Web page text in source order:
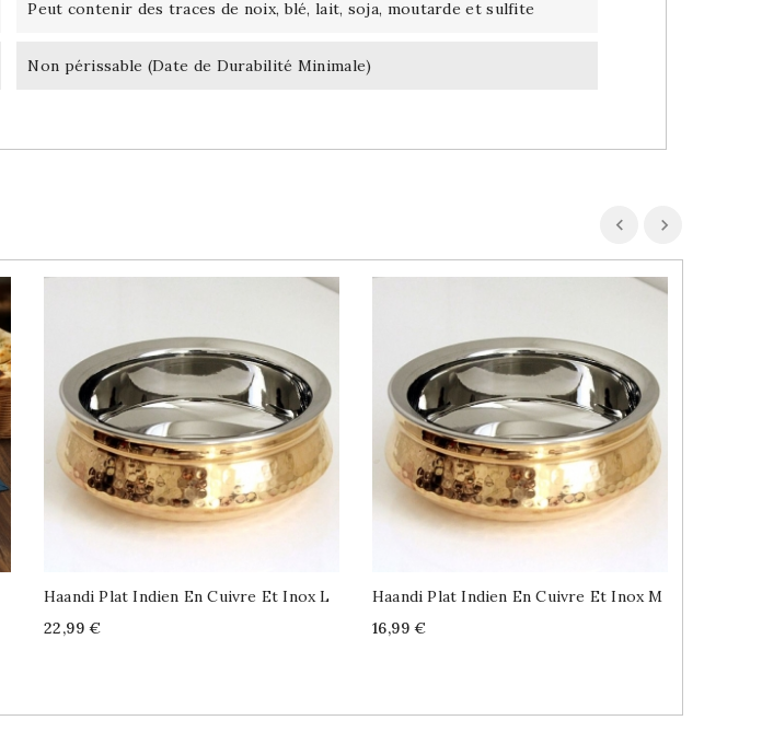
Peut contenir des traces de noix, blé, lait, soja, moutarde et sulfite
Non périssable (Date de Durabilité Minimale)
Haandi Plat Indien En Cuivre Et Inox L
Price
22,99 €
Haandi Plat Indien En Cuivre Et Inox M
Price
16,99 €